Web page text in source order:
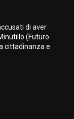
di aver
(Futuro
cittadinanza e